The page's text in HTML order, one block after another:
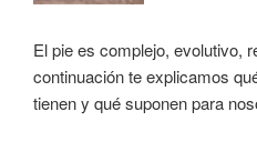
El pie es complejo, evolutivo,
continuación te explicamos
tienen y qué suponen para